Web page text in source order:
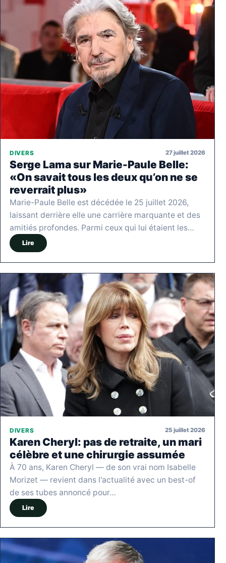
DIVERS 27 juillet 2026
Serge Lama sur Marie-Paule Belle:
«On savait tous les deux qu’on ne se
reverrait plus»
Marie-Paule Belle est décédée le 25 juillet 2026,
laissant derrière elle une carrière marquante et des
amitiés profondes. Parmi ceux qui lui étaient les…
Lire
DIVERS 25 juillet 2026
Karen Cheryl: pas de retraite, un mari
célèbre et une chirurgie assumée
À 70 ans, Karen Cheryl — de son vrai nom Isabelle
Morizet — revient dans l'actualité avec un best-of
de ses tubes annoncé pour…
Lire